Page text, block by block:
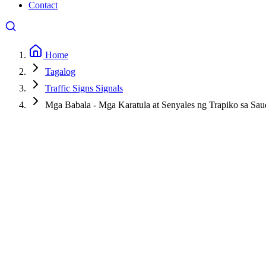
Contact
Home
Tagalog
Traffic Signs Signals
Mga Babala - Mga Karatula at Senyales ng Trapiko sa